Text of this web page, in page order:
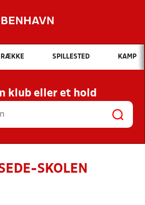
Hvad vil du søge efter?
INDHOLD OG NYHEDER
RESULTATER, KLUBBER OG
HOLD
RÆKKE SPILLESTED KAMP
klub eller et hold
SKOLEN